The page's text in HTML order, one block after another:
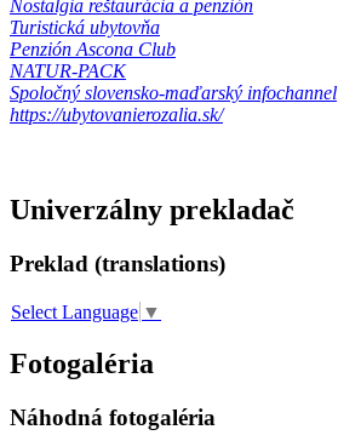
Nostalgia reštaurácia a penzión
Turistická ubytovňa
Penzión Ascona Club
NATUR-PACK
Spoločný slovensko-maďarský infochannel
https://ubytovanierozalia.sk/
Univerzálny prekladač
Preklad (translations)
Select Language ▼
Fotogaléria
Náhodná fotogaléria